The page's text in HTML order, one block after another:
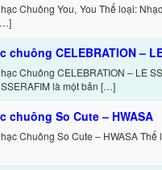
Chuông You, You Thể loại:
chuông CELEBRATION –
Chuông CELEBRATION – LE
là một bản […]
chuông So Cute – HWASA
Chuông So Cute – HWASA